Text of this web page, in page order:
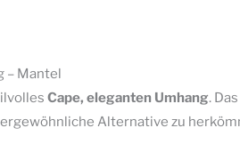
-
Mantel
Menge
– Mantel
Cape, eleganten Umhang.
Alternative zu